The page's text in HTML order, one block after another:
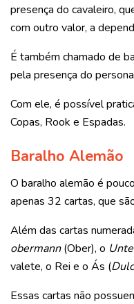
presença do cavaleiro,
com outro valor, a
É também chamado de
pela presença do
Com ele, é possível
Copas, Rook e Espadas.
Baralho Alemão
O baralho alemão é
apenas 32 cartas, que
Além das cartas
obermann(Ober), o
valete, o Rei e o Ás (
Essas cartas não